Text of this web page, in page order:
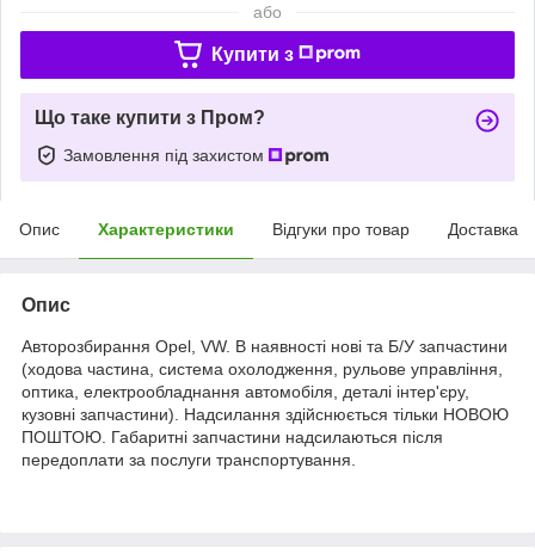
або
Купити з
Що таке купити з Пром?
Замовлення під захистом
Опис Характеристики Відгуки про товар Доставка
Опис
Авторозбирання Opel, VW. В наявності нові та Б/У запчастини
(ходова частина, система охолодження, рульове управління,
оптика, електрообладнання автомобіля, деталі інтер'єру,
кузовні запчастини). Надсилання здійснюється тільки НОВОЮ
ПОШТОЮ. Габаритні запчастини надсилаються після
передоплати за послуги транспортування.